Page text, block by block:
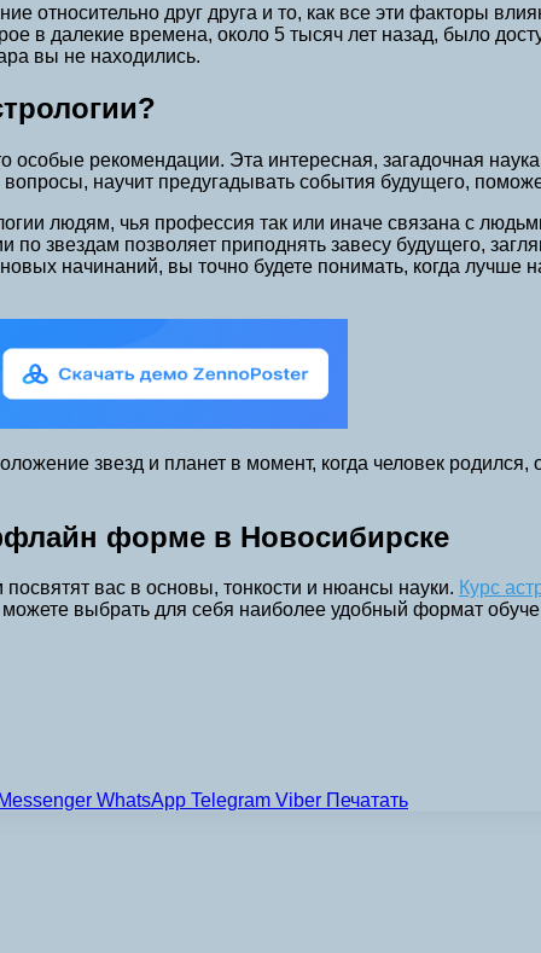
относительно друг друга и то, как все эти факторы
в далекие времена, около 5 тысяч лет назад, было
вы не находились.
?
рекомендации. Эта интересная, загадочная
научит предугадывать события будущего,
людям, чья профессия так или иначе связана с
звездам позволяет приподнять завесу будущего,
начинаний, вы точно будете понимать, когда лучше
звезд и планет в момент, когда человек родился,
форме в Новосибирске
вас в основы, тонкости и нюансы науки. Курс
выбрать для себя наиболее удобный формат
WhatsApp Telegram Viber Печатать